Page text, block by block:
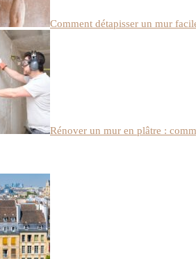
Comment détapisser un mur
Rénover un mur en plâtre :